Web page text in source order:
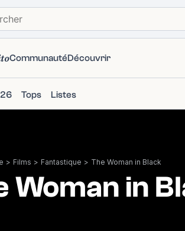
CommunautéDécouvrir
Tops Listes
> Films > Fantastique > The Woman in Black
Woman in